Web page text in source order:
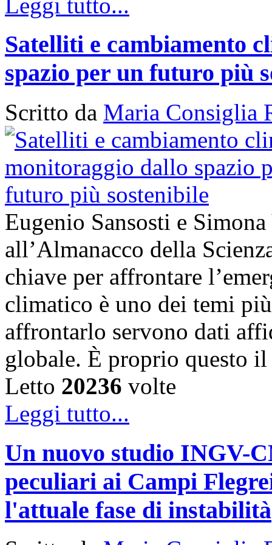
Satelliti e cambiamento
spazio per un futuro più
Scritto da Maria Consiglia
Eugenio Sansosti e
all’Almanacco della
chiave per affrontare
climatico è uno dei temi
affrontarlo servono dati
globale. È proprio questo
Letto 20236 volte
Leggi tutto...
Un nuovo studio INGV-
peculiari ai Campi
l'attuale fase di instabilità